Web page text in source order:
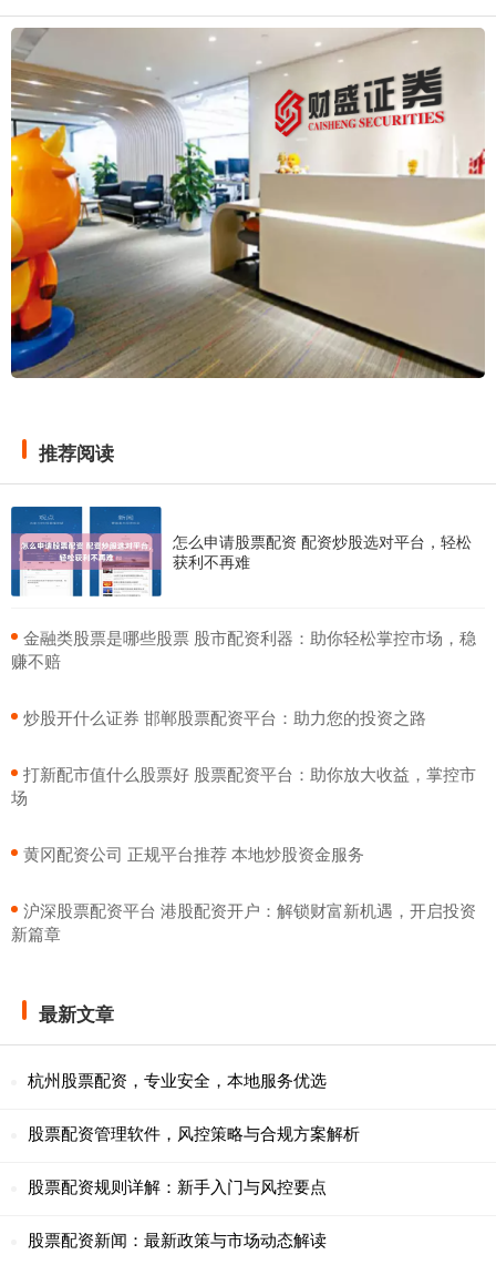
推荐阅读
怎么申请股票配资 配资炒股选对平台，轻松
获利不再难
​金融类股票是哪些股票 股市配资利器：助你轻松掌控市场，稳
赚不赔
​炒股开什么证券 邯郸股票配资平台：助力您的投资之路
​打新配市值什么股票好 股票配资平台：助你放大收益，掌控市
场
​黄冈配资公司 正规平台推荐 本地炒股资金服务
​沪深股票配资平台 港股配资开户：解锁财富新机遇，开启投资
新篇章
最新文章
杭州股票配资，专业安全，本地服务优选
股票配资管理软件，风控策略与合规方案解析
股票配资规则详解：新手入门与风控要点
股票配资新闻：最新政策与市场动态解读